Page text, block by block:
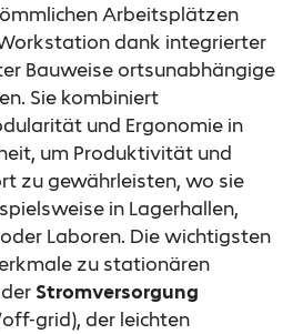
Arbeitsplätzen
dank integrierter
Bauweise ortsunabhängige
Sie kombiniert
und Ergonomie in
um Produktivität und
zu gewährleisten, wo sie
in Lagerhallen,
Laboren. Die wichtigsten
zu stationären
Stromversorgung
grid), der leichten